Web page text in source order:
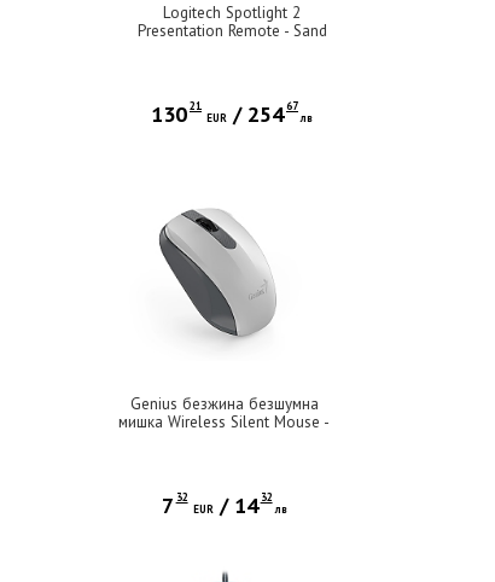
Logitech Spotlight 2
Presentation Remote - Sand
13021
EUR / 25467
лв
Genius безжина безшумна
мишка Wireless Silent Mouse -
7 32
EUR/ 14 32
лв